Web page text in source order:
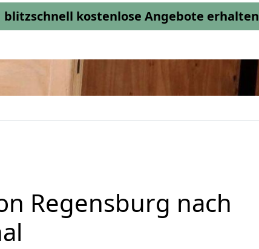
blitzschnell kostenlose Angebote erhalten
Regensburg nach